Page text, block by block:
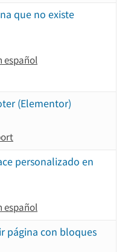
que no existe
español
(Elementor)
personalizado en
español
página con bloques